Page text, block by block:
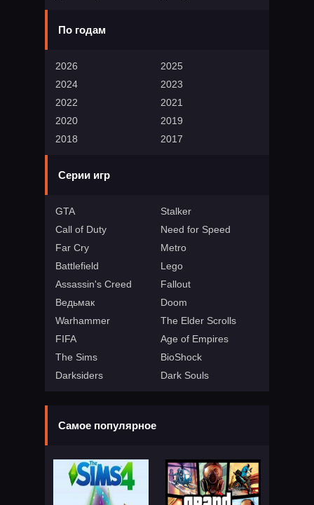
По годам
2026
2025
2024
2023
2022
2021
2020
2019
2018
2017
Серии игр
GTA
Stalker
Call of Duty
Need for Speed
Far Cry
Metro
Battlefield
Lego
Assassin's Creed
Fallout
Ведьмак
Doom
Warhammer
The Elder Scrolls
FIFA
Age of Empires
The Sims
BioShock
Darksiders
Dark Souls
Самое популярное